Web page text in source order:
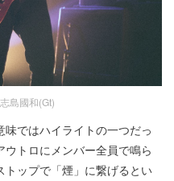
島國和(Gt)
ではハイライトの一つだっ
トロにメンバー全員で鳴ら
ップで「煙」に繋げるとい